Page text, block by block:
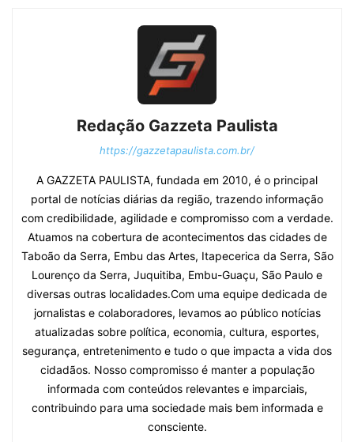
Redação Gazzeta Paulista
https://gazzetapaulista.com.br/
A GAZZETA PAULISTA, fundada em 2010, é o principal
portal de notícias diárias da região, trazendo informação
com credibilidade, agilidade e compromisso com a verdade.
Atuamos na cobertura de acontecimentos das cidades de
Taboão da Serra, Embu das Artes, Itapecerica da Serra, São
Lourenço da Serra, Juquitiba, Embu-Guaçu, São Paulo e
diversas outras localidades.Com uma equipe dedicada de
jornalistas e colaboradores, levamos ao público notícias
atualizadas sobre política, economia, cultura, esportes,
segurança, entretenimento e tudo o que impacta a vida dos
cidadãos. Nosso compromisso é manter a população
informada com conteúdos relevantes e imparciais,
contribuindo para uma sociedade mais bem informada e
consciente.